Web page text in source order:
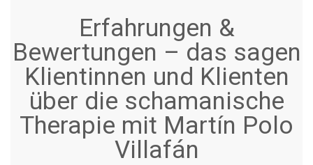
Erfahrungen &
Bewertungen – das sagen
Klientinnen und Klienten
über die schamanische
Therapie mit Martín Polo
Villafán